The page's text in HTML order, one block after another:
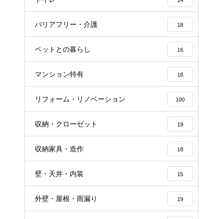
バリアフリー・介護 18
ペットとの暮らし 16
マンション特有 18
リフォーム・リノベーション 100
収納・クローゼット 19
収納家具・造作 18
壁・天井・内装 15
外壁・屋根・雨漏り 19